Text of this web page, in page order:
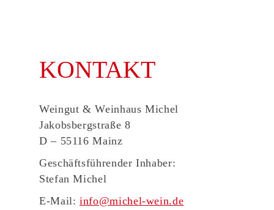
KONTAKT
Weingut & Weinhaus Michel
Jakobsbergstraße 8
D – 55116 Mainz
Geschäftsführender Inhaber:
Stefan Michel
E-Mail:info@michel-wein.de